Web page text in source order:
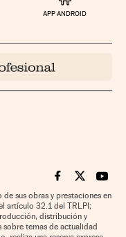
APP ANDROID
Cinco Días en
Cinco Días
Cinco
sus obras y prestaciones en
artículo 32.1 del TRLPI;
distribución y
temas de actualidad